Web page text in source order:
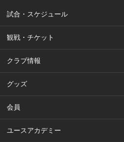
試合・スケジュール
観戦・チケット
クラブ情報
グッズ
会員
ユースアカデミー